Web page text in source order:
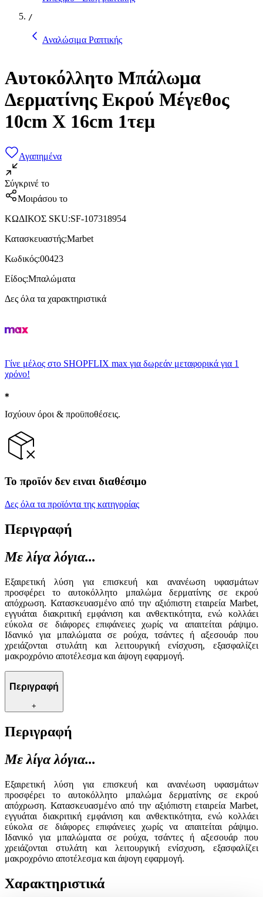
/
Αναλώσιμα Ραπτικής
Αυτοκόλλητο Μπάλωμα
Δερματίνης Εκρού Μέγεθος
10cm X 16cm 1τεμ
Αγαπημένα
Σύγκρινέ το
Μοιράσου το
ΚΩΔΙΚΟΣ SKU:SF-107318954
Κατασκευαστής:Marbet
Κωδικός:00423
Είδος:Μπαλώματα
Δες όλα τα χαρακτηριστικά
Γίνε μέλος στο SHOPFLIX max για δωρεάν μεταφορικά για 1
χρόνο!
Ισχύουν όροι & προϋποθέσεις.
Το προϊόν δεν ειναι διαθέσιμο
Δες όλα τα προϊόντα της κατηγορίας
Περιγραφή
Με λίγα λόγια...
Εξαιρετική λύση για επισκευή και ανανέωση υφασμάτων
προσφέρει το αυτοκόλλητο μπαλώμα δερματίνης σε εκρού
απόχρωση. Κατασκευασμένο από την αξιόπιστη εταιρεία Marbet,
εγγυάται διακριτική εμφάνιση και ανθεκτικότητα, ενώ κολλάει
εύκολα σε διάφορες επιφάνειες χωρίς να απαιτείται ράψιμο.
Ιδανικό για μπαλώματα σε ρούχα, τσάντες ή αξεσουάρ που
χρειάζονται στυλάτη και λειτουργική ενίσχυση, εξασφαλίζει
μακροχρόνιο αποτέλεσμα και άψογη εφαρμογή.
Περιγραφή
+
Περιγραφή
Με λίγα λόγια...
Εξαιρετική λύση για επισκευή και ανανέωση υφασμάτων
προσφέρει το αυτοκόλλητο μπαλώμα δερματίνης σε εκρού
απόχρωση. Κατασκευασμένο από την αξιόπιστη εταιρεία Marbet,
εγγυάται διακριτική εμφάνιση και ανθεκτικότητα, ενώ κολλάει
εύκολα σε διάφορες επιφάνειες χωρίς να απαιτείται ράψιμο.
Ιδανικό για μπαλώματα σε ρούχα, τσάντες ή αξεσουάρ που
χρειάζονται στυλάτη και λειτουργική ενίσχυση, εξασφαλίζει
μακροχρόνιο αποτέλεσμα και άψογη εφαρμογή.
Χαρακτηριστικά